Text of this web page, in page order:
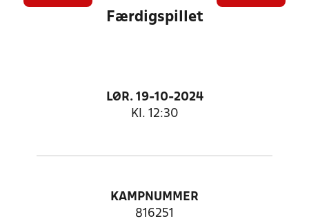
Færdigspillet
LØR. 19-10-2024
Kl. 12:30
KAMPNUMMER
816251